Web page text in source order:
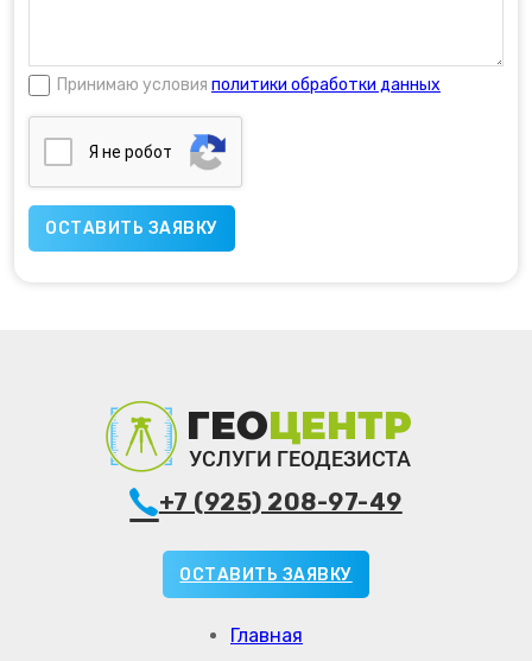
Принимаю условия политики обработки данных
Я нe poбoт
Главная
+7 (925) 208-97-49
ОСТАВИТЬ ЗАЯВКУ